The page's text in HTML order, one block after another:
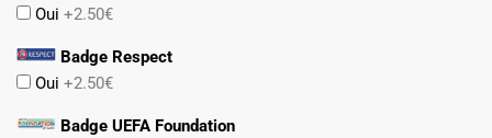
Oui +2.50€
Badge Respect
Oui +2.50€
Badge UEFA Foundation